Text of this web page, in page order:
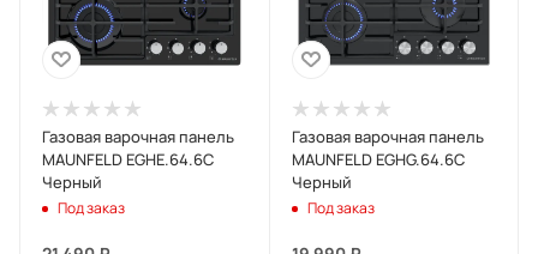
Газовая варочная панель
MAUNFELD EGHE.64.6C
Черный
Под заказ
Газовая варочная панель
MAUNFELD EGHG.64.6C
Черный
Под заказ